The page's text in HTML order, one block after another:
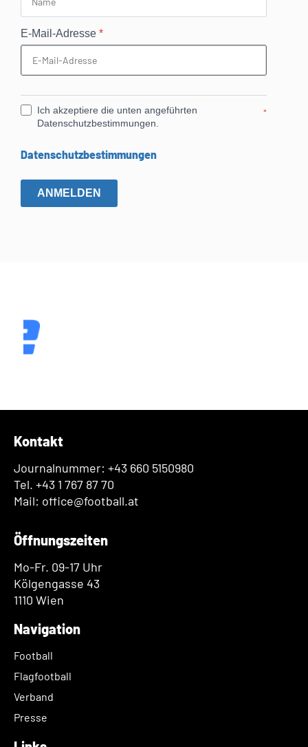
E-Mail-Adresse *
Ich akzeptiere die unten angeführten
Datenschutzbestimmungen.
*
Datenschutzbestimmungen
ANMELDEN
Kontakt
Journalnummer: +43 660 5150980
Tel. +43 1 767 87 70
Mail: office@football.at
Öffnungszeiten
Mo-Fr. 09-17 Uhr
Kölgengasse 43
1110 Wien
Navigation
Football
Flagfootball
Verband
Presse